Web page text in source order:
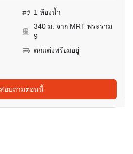
1 ห้องน้ำ
340 ม. จาก MRT พระราม
9
ตกแต่งพร้อมอยู่
สอบถามตอนนี้